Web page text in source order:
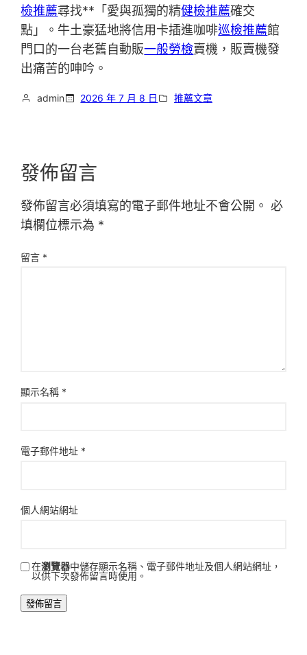
檢推薦尋找**「愛與孤獨的精健檢推薦確交
點」。牛土豪猛地將信用卡插進咖啡巡檢推薦館
門口的一台老舊自動販一般勞檢賣機，販賣機發
出痛苦的呻吟。
admin 2026 年 7 月 8 日 推薦文章
發佈留言
發佈留言必須填寫的電子郵件地址不會公開。 必
填欄位標示為 *
留言 *
顯示名稱 *
電子郵件地址 *
個人網站網址
在瀏覽器中儲存顯示名稱、電子郵件地址及個人網站網址，
以供下次發佈留言時使用。